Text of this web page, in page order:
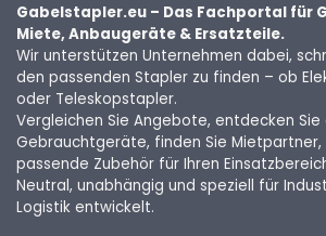
Gabelstapler.eu – Das Fachportal für
Miete, Anbaugeräte & Ersatzteile.
Wir unterstützen Unternehmen dabei,
den passenden Stapler zu finden – ob
oder Teleskopstapler.
Vergleichen Sie Angebote, entdecken
Gebrauchtgeräte, finden Sie Mietpartner,
passende Zubehör für Ihren
Neutral, unabhängig und speziell für
Logistik entwickelt.